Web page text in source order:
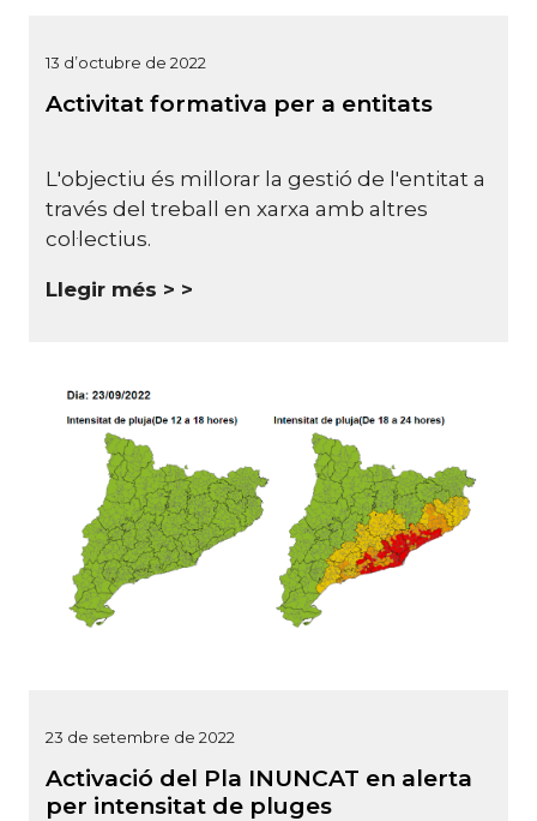
13 d’octubre de 2022
Activitat formativa per a entitats
L'objectiu és millorar la gestió de l'entitat a
través del treball en xarxa amb altres
col·lectius.
Llegir més >
23 de setembre de 2022
Activació del Pla INUNCAT en alerta
per intensitat de pluges